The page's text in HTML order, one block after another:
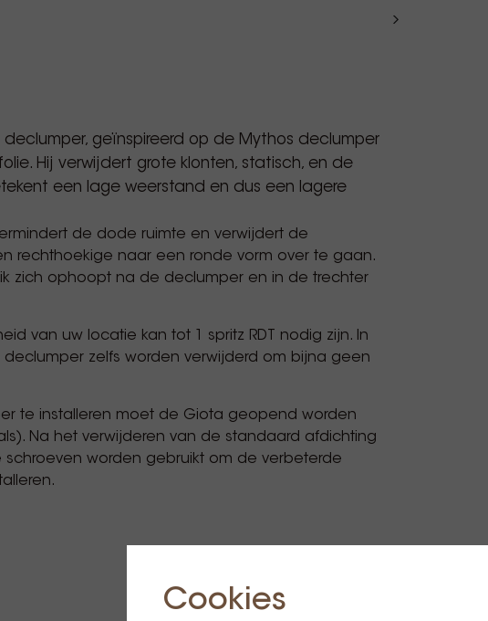
declumper, geïnspireerd op de Mythos declumper
Hij verwijdert grote klonten, statisch, en de
een lage weerstand en dus een lagere
de dode ruimte en verwijdert de
rechthoekige naar een ronde vorm over te gaan.
zich ophoopt na de declumper en in de trechter
van uw locatie kan tot 1 spritz RDT nodig zijn. In
zelfs worden verwijderd om bijna geen
te installeren moet de Giota geopend worden
Na het verwijderen van de standaard afdichting
worden gebruikt om de verbeterde
Cookies